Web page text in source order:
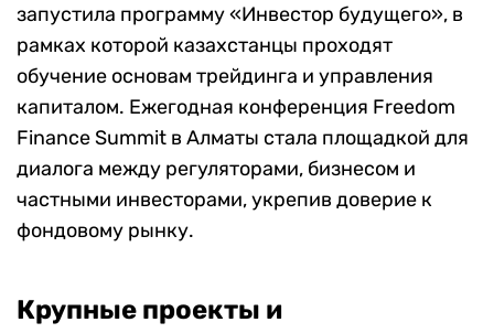
запустила программу «Инвестор будущего», в
рамках которой казахстанцы проходят
обучение основам трейдинга и управления
капиталом. Ежегодная конференция Freedom
Finance Summit в Алматы стала площадкой для
диалога между регуляторами, бизнесом и
частными инвесторами, укрепив доверие к
фондовому рынку.
Крупные проекты и